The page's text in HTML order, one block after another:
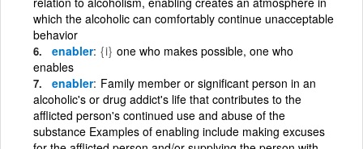
which the alcoholic can comfortably continue unacceptable
behavior
enabler {i} one who makes possible, one who
enables
enabler Family member or significant person in an
alcoholic's or drug addict's life that contributes to the
afflicted person's continued use and abuse of the
substance Examples of enabling include making excuses